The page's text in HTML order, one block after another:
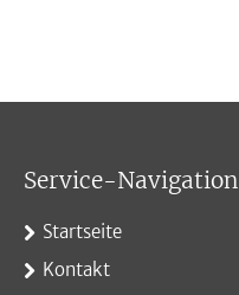
Service-Navigation
Startseite
Kontakt